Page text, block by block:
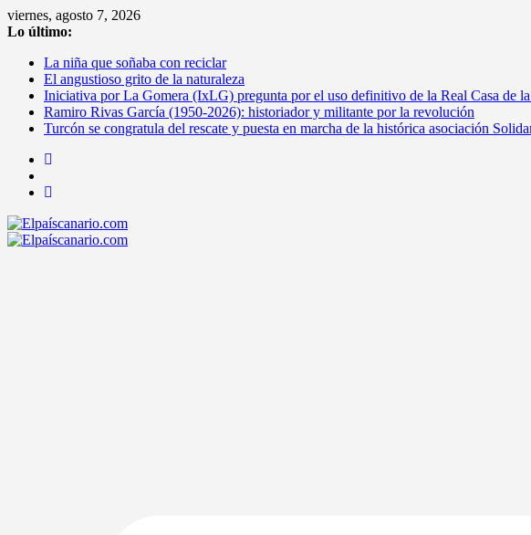
Saltar
al
viernes, agosto 7, 2026
Lo último:
La niña que soñaba con reciclar
El angustioso grito de la naturaleza
Iniciativa por La Gomera (IxLG) pregunta por el uso definitivo de la Real Casa de
Ramiro Rivas García (1950-2026): historiador y militante por la revolución
Turcón se congratula del rescate y puesta en marcha de la histórica asociación